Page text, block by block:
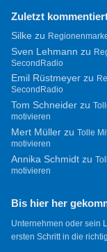
Zuletzt
Silkezu
Sven Lehmann zu
SecondRadio
Emil Rüstmeyerzu
SecondRadio
Tom Schneiderzu
motivieren
Mert Müllerzu Tolle
motivieren
Annika Schmidtzu
motivieren
Bis hier her
Unternehmen oder sein
ersten Schritt in die